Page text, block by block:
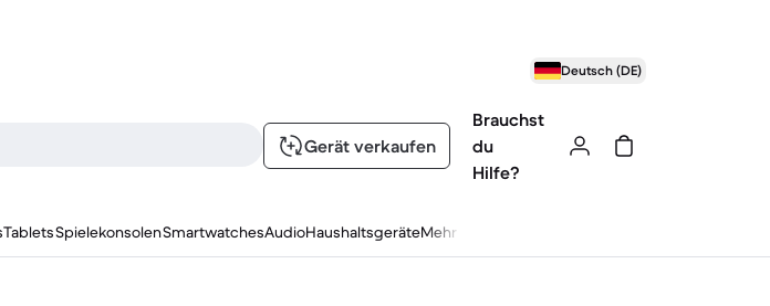
Deutsch (DE)
Gerät verkaufen
Brauchst
du
Hilfe?
TabletsSpielekonsolenSmartwatchesAudioHaushaltsgeräteMehr